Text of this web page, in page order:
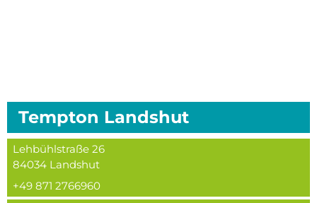
Tempton Landshut
Lehbühlstraße 26
84034 Landshut
+49 871 2766960